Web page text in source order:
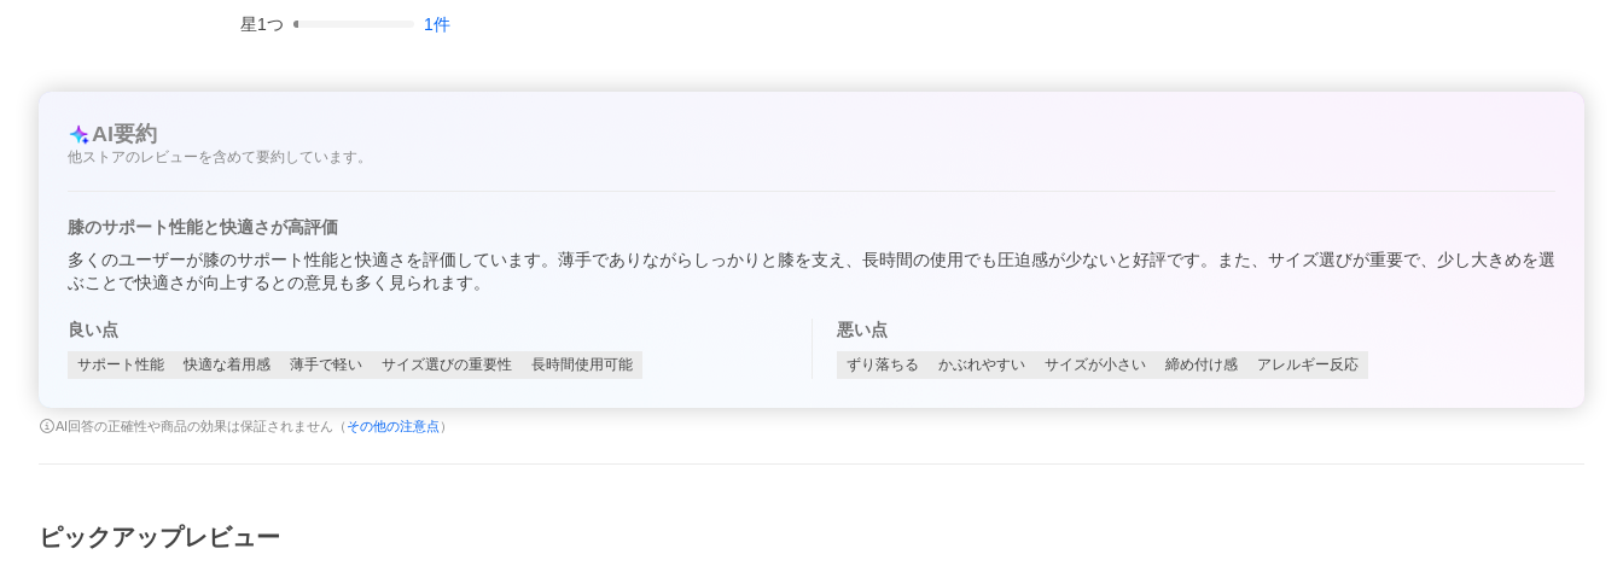
星1つ 1件
AI要約
他ストアのレビューを含めて要約しています。
膝のサポート性能と快適さが高評価
多くのユーザーが膝のサポート性能と快適さを評価しています。薄手でありながらしっかりと膝を支え、長時間の使用でも圧迫感が少ないと好評です。また、サイズ選びが重要で、少し大きめを選
ぶことで快適さが向上するとの意見も多く見られます。
良い点
サポート性能 快適な着用感 薄手で軽い サイズ選びの重要性 長時間使用可能
悪い点
ずり落ちる かぶれやすい サイズが小さい 締め付け感 アレルギー反応
AI回答の正確性や商品の効果は保証されません（ その他の注意点 ）
ピックアップレビュー